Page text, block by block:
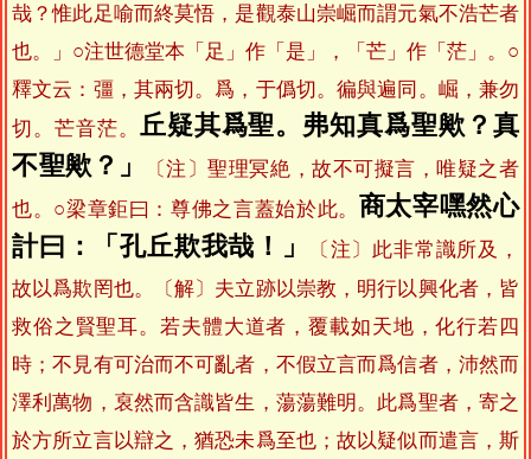
哉？惟此足喻而終莫悟，是觀泰山崇崛而謂元氣不浩芒者
也。」○注世德堂本「足」作「是」，「芒」作「茫」。○
釋文云：彊，其兩切。爲，于僞切。徧與遍同。崛，兼勿
切。芒音茫。
丘疑其爲聖。弗知真爲聖歟？真
不聖歟？」
〔注〕聖理冥絶，故不可擬言，唯疑之者
也。○梁章鉅曰：尊佛之言蓋始於此。 商太宰嘿然心
計曰：「孔丘欺我哉！」
〔注〕此非常識所及，
故以爲欺罔也。〔解〕夫立跡以崇教，明行以興化者，皆
救俗之賢聖耳。若夫體大道者，覆載如天地，化行若四
時；不見有可治而不可亂者，不假立言而爲信者，沛然而
澤利萬物，裒然而含識皆生，蕩蕩難明。此爲聖者，寄之
於方所立言以辯之，猶恐未爲至也；故以疑似而遣言，斯